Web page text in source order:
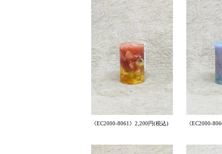
《EC2000-8061》2,200円(税込) 《EC2000-